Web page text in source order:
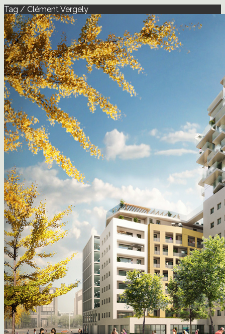
Tag / Clément Vergely